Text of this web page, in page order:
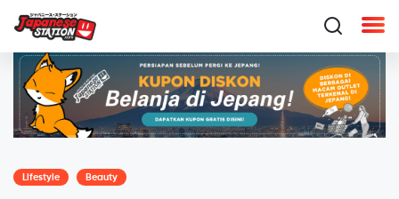
Lifestyle Beauty